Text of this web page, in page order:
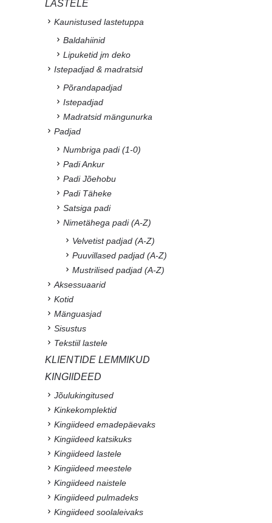
LASTELE
Kaunistused lastetuppa
Baldahiinid
Lipuketid jm deko
Istepadjad & madratsid
Põrandapadjad
Istepadjad
Madratsid mängunurka
Padjad
Numbriga padi (1-0)
Padi Ankur
Padi Jõehobu
Padi Täheke
Satsiga padi
Nimetähega padi (A-Z)
Velvetist padjad (A-Z)
Puuvillased padjad (A-Z)
Mustrilised padjad (A-Z)
Aksessuaarid
Kotid
Mänguasjad
Sisustus
Tekstiil lastele
KLIENTIDE LEMMIKUD
KINGIIDEED
Jõulukingitused
Kinkekomplektid
Kingiideed emadepäevaks
Kingiideed katsikuks
Kingiideed lastele
Kingiideed meestele
Kingiideed naistele
Kingiideed pulmadeks
Kingiideed soolaleivaks